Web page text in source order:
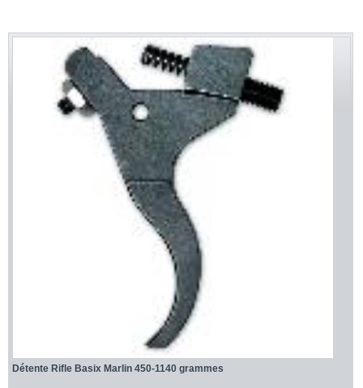
Détente Rifle Basix Marlin 450-1140 grammes